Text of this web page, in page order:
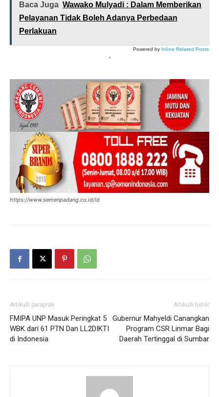
Baca Juga Wawako Mulyadi : Dalam Memberikan
Pelayanan Tidak Boleh Adanya Perbedaan
Perlakuan
Powered by Inline Related Posts
*
https://www.semenpadang.co.id/id
Artikulli paraprak
FMIPA UNP Masuk Peringkat 5
WBK dari 61 PTN Dan LL2DIKTI
di Indonesia
Artikulli tjetër
Gubernur Mahyeldi Canangkan
Program CSR Linmar Bagi
Daerah Tertinggal di Sumbar